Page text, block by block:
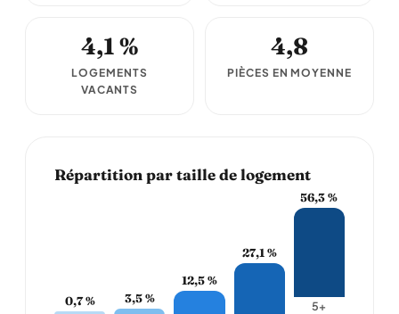
4,1 %
LOGEMENTS
VACANTS
4,8
PIÈCES EN MOYENNE
Répartition par taille de logement
0,7 %
3,5 %
12,5 %
27,1 %
56,3 %
5+